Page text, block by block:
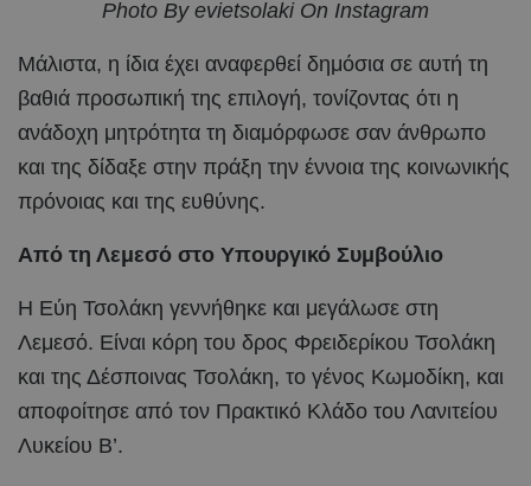
Photo By evietsolaki On Instagram
Μάλιστα, η ίδια έχει αναφερθεί δημόσια σε αυτή τη
βαθιά προσωπική της επιλογή, τονίζοντας ότι η
ανάδοχη μητρότητα τη διαμόρφωσε σαν άνθρωπο
και της δίδαξε στην πράξη την έννοια της κοινωνικής
πρόνοιας και της ευθύνης.
Από τη Λεμεσό στο Υπουργικό Συμβούλιο
Η Εύη Τσολάκη γεννήθηκε και μεγάλωσε στη
Λεμεσό. Είναι κόρη του δρος Φρειδερίκου Τσολάκη
και της Δέσποινας Τσολάκη, το γένος Κωμοδίκη, και
αποφοίτησε από τον Πρακτικό Κλάδο του Λανιτείου
Λυκείου Β’.